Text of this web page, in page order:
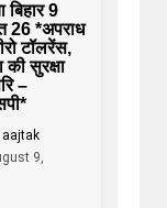
बिहार 9
26 *अपराध
टॉलरेंस,
सुरक्षा
–
aajtak
9,